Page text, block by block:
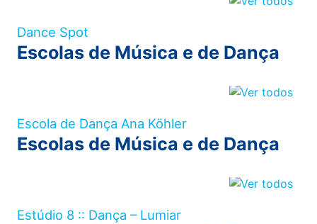
Dance Spot
Escolas de Música e de Dança
Escola de Dança Ana Köhler
Escolas de Música e de Dança
Estúdio 8 :: Dança – Lumiar